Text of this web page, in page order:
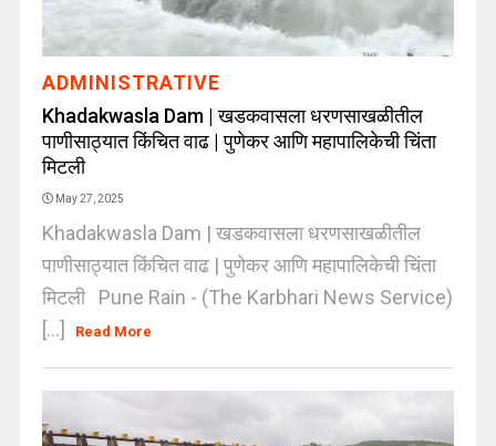
ADMINISTRATIVE
Khadakwasla Dam | खडकवासला धरणसाखळीतील
पाणीसाठ्यात किंचित वाढ | पुणेकर आणि महापालिकेची चिंता
मिटली
May 27, 2025
Khadakwasla Dam | खडकवासला धरणसाखळीतील
पाणीसाठ्यात किंचित वाढ | पुणेकर आणि महापालिकेची चिंता
मिटली Pune Rain - (The Karbhari News Service)
[...]
Read More